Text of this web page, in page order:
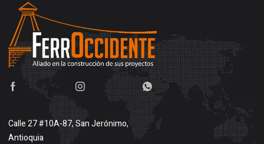
Calle 27 #10A-87, San Jerónimo,
Antioquia